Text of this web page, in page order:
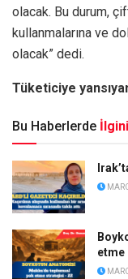
olacak. Bu durum,
kullanmalarına ve
olacak” dedi.
Tüketiciye
Bu Haberlerde